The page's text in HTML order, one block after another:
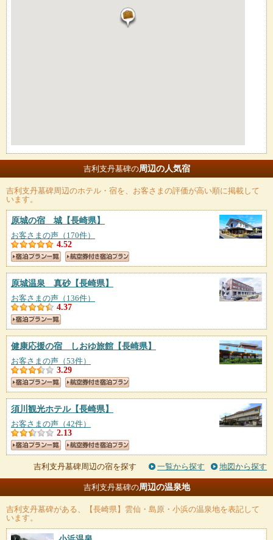
吉利支丹墓碑の周辺の人気宿
吉利支丹墓碑周辺のホテル・宿を、お客さまの評価が高い順に掲載して
います。
原城の宿 城 【長崎県】
お客さまの声（170件）
4.52
原城温泉 真砂【長崎県】
お客さまの声（136件）
4.37
健康応援の宿 しおゆ旅館 【長崎県】
お客さまの声（53件）
3.29
須川観光ホテル【長崎県】
お客さまの声（42件）
2.13
吉利支丹墓碑周辺の宿を探す 一覧から探す 地図から探す
吉利支丹墓碑の周辺の温泉地
吉利支丹墓碑がある、【長崎県】雲仙・島原・小浜の温泉地を表記して
います。